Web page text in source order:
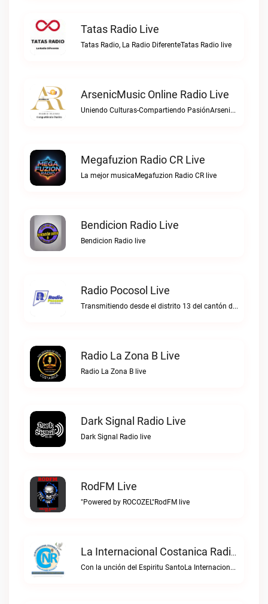
Tatas Radio Live
Tatas Radio, La Radio DiferenteTatas Radio live
ArsenicMusic Online Radio Live
Uniendo Culturas-Compartiendo PasiónArsenicMusic Online Radio live
Megafuzion Radio CR Live
La mejor musicaMegafuzion Radio CR live
Bendicion Radio Live
Bendicion Radio live
Radio Pocosol Live
Transmitiendo desde el distrito 13 del cantón de Santa Rosa de Pocosol.Radio Pocosol live
Radio La Zona B Live
Radio La Zona B live
Dark Signal Radio Live
Dark Signal Radio live
RodFM Live
"Powered by ROCOZEL"RodFM live
La Internacional Costanica Radio Live
Con la unción del Espiritu SantoLa Internacional Costanica Radio live